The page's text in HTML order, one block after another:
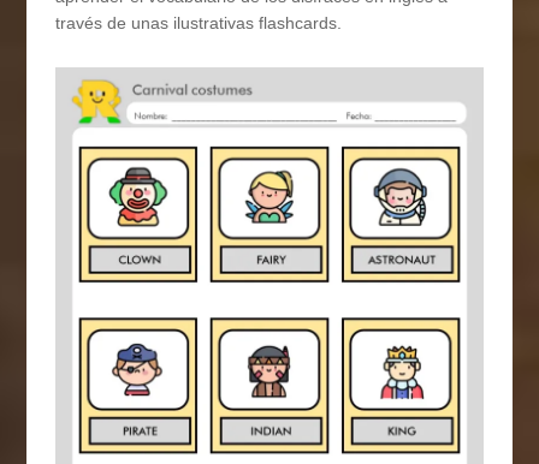
través de unas ilustrativas flashcards.